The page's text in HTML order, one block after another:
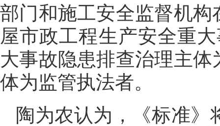
部门和施工安全监督机
屋市政工程生产安全重
大事故隐患排查治理主
体为监管执法者。
陶为农认为，《标准